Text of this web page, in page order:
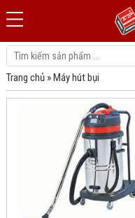
Trang chủ»Máy hút bụi